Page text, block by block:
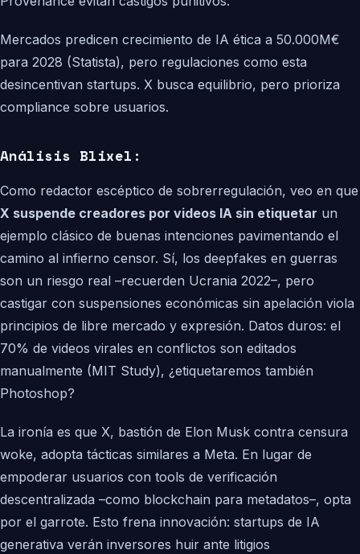
Mercados predicen crecimiento de IA ética a 50.000M€
para 2028 (Statista), pero regulaciones como esta
desincentivan startups. X busca equilibrio, pero prioriza
compliance sobre usuarios.
Análisis Blixel:
Como redactor escéptico de sobrerregulación, veo en que
X suspende creadores por videos IA sin etiquetar un
ejemplo clásico de buenas intenciones pavimentando el
camino al infierno censor. Sí, los deepfakes en guerras
son un riesgo real –recuerden Ucrania 2022–, pero
castigar con suspensiones económicas sin apelación viola
principios de libre mercado y expresión. Datos duros: el
70% de videos virales en conflictos son editados
manualmente (MIT Study), ¿etiquetaremos también
Photoshop?
La ironía es que X, bastión de Elon Musk contra censura
woke, adopta tácticas similares a Meta. En lugar de
empoderar usuarios con tools de verificación
descentralizada –como blockchain para metadatos–, opta
por el garrote. Esto frena innovación: startups de IA
generativa verán inversores huir ante litigios